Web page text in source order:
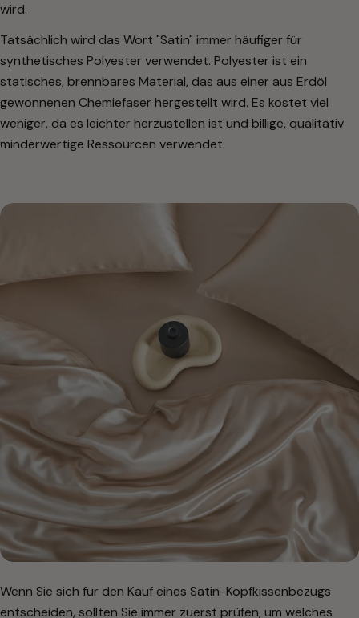
wird.
Tatsächlich wird das Wort "Satin" immer häufiger für
synthetisches Polyester verwendet. Polyester ist ein
statisches, brennbares Material, das aus einer aus Erdöl
gewonnenen Chemiefaser hergestellt wird. Es kostet viel
weniger, da es leichter herzustellen ist und billige, qualitativ
minderwertige Ressourcen verwendet.
Wenn Sie sich für den Kauf eines Satin-Kopfkissenbezugs
entscheiden, sollten Sie immer zuerst prüfen, um welches